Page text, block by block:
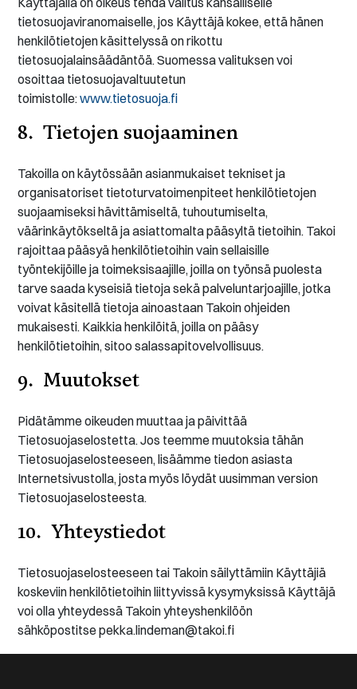
tietosuojaviranomaiselle, jos Käyttäjä kokee, että hänen
henkilötietojen käsittelyssä on rikottu
tietosuojalainsäädäntöä. Suomessa valituksen voi
osoittaa tietosuojavaltuutetun
toimistolle:www.tietosuoja.fi
8. Tietojen suojaaminen
Takoilla on käytössään asianmukaiset tekniset ja
organisatoriset tietoturvatoimenpiteet henkilötietojen
suojaamiseksi hävittämiseltä, tuhoutumiselta,
väärinkäytökseltä ja asiattomalta pääsyltä tietoihin. Takoi
rajoittaa pääsyä henkilötietoihin vain sellaisille
työntekijöille ja toimeksisaajille, joilla on työnsä puolesta
tarve saada kyseisiä tietoja sekä palveluntarjoajille, jotka
voivat käsitellä tietoja ainoastaan Takoin ohjeiden
mukaisesti. Kaikkia henkilöitä, joilla on pääsy
henkilötietoihin, sitoo salassapitovelvollisuus.
9. Muutokset
Pidätämme oikeuden muuttaa ja päivittää
Tietosuojaselostetta. Jos teemme muutoksia tähän
Tietosuojaselosteeseen, lisäämme tiedon asiasta
Internetsivustolla, josta myös löydät uusimman version
Tietosuojaselosteesta.
10. Yhteystiedot
Tietosuojaselosteeseen tai Takoin säilyttämiin Käyttäjiä
koskeviin henkilötietoihin liittyvissä kysymyksissä Käyttäjä
voi olla yhteydessä Takoin yhteyshenkilöön
sähköpostitse pekka.lindeman@takoi.fi